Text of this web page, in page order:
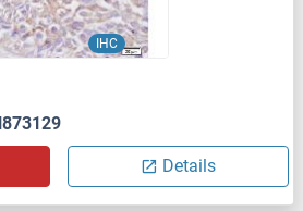
IHC
Details